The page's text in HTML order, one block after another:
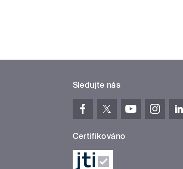
Sledujte nás
Certifikováno